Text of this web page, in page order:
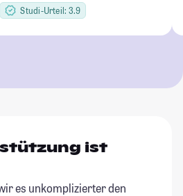
Studi-Urteil: 3.9
ist
es unkomplizierter den